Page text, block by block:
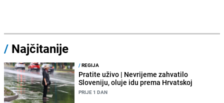
/ Najčitanije
/REGIJA
Pratite uživo | Nevrijeme zahvatilo
Sloveniju, oluje idu prema Hrvatskoj
PRIJE 1 DAN